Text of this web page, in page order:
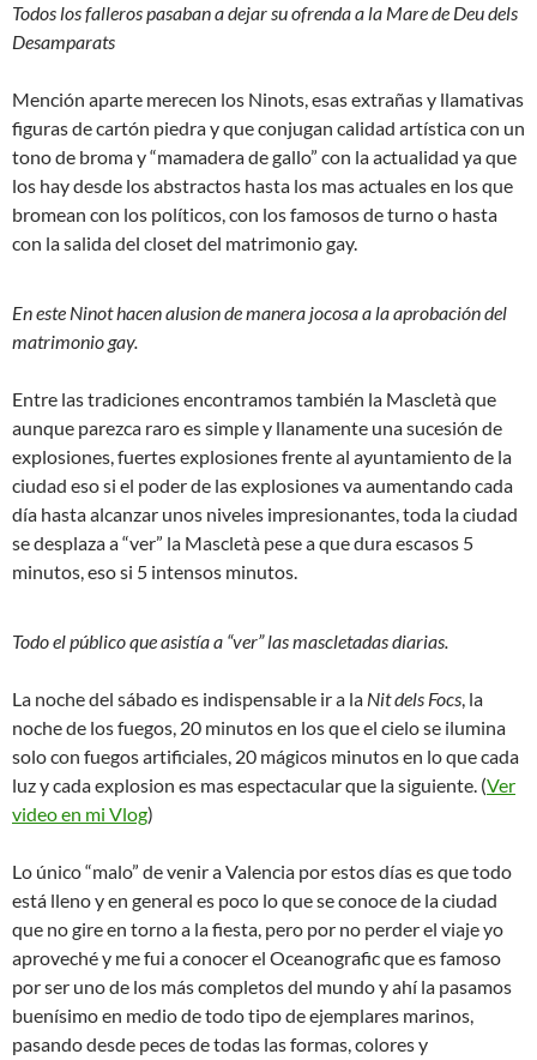
Todos los falleros pasaban a dejar su ofrenda a la Mare de Deu dels
Desamparats
Mención aparte merecen los Ninots, esas extrañas y llamativas
figuras de cartón piedra y que conjugan calidad artística con un
tono de broma y “mamadera de gallo” con la actualidad ya que
los hay desde los abstractos hasta los mas actuales en los que
bromean con los políticos, con los famosos de turno o hasta
con la salida del closet del matrimonio gay.
En este Ninot hacen alusion de manera jocosa a la aprobación del
matrimonio gay.
Entre las tradiciones encontramos también la Mascletà que
aunque parezca raro es simple y llanamente una sucesión de
explosiones, fuertes explosiones frente al ayuntamiento de la
ciudad eso si el poder de las explosiones va aumentando cada
día hasta alcanzar unos niveles impresionantes, toda la ciudad
se desplaza a “ver” la Mascletà pese a que dura escasos 5
minutos, eso si 5 intensos minutos.
Todo el público que asistía a “ver” las mascletadas diarias.
La noche del sábado es indispensable ir a la Nit dels Focs, la
noche de los fuegos, 20 minutos en los que el cielo se ilumina
solo con fuegos artificiales, 20 mágicos minutos en lo que cada
luz y cada explosion es mas espectacular que la siguiente. (Ver
video en mi Vlog)
Lo único “malo” de venir a Valencia por estos días es que todo
está lleno y en general es poco lo que se conoce de la ciudad
que no gire en torno a la fiesta, pero por no perder el viaje yo
aproveché y me fui a conocer el Oceanografic que es famoso
por ser uno de los más completos del mundo y ahí la pasamos
buenísimo en medio de todo tipo de ejemplares marinos,
pasando desde peces de todas las formas, colores y